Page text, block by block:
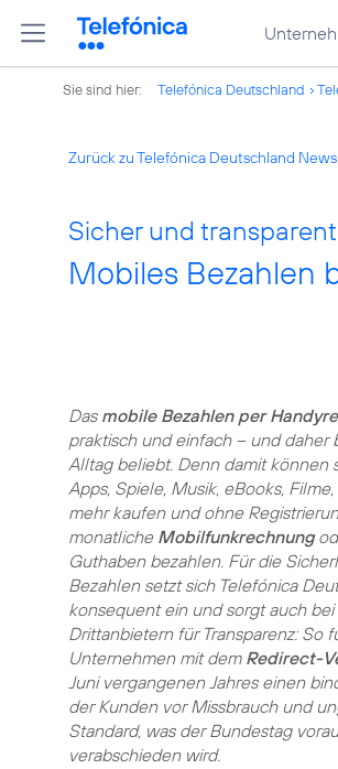
Sie sind hier: Telefónica Deutschland
Zurück zu Telefónica Deutschland News
Sicher und
Mobiles Bezahlen
Das mobile Bezahlen per
praktisch und einfach – und daher
Alltag beliebt. Denn damit können
Apps, Spiele, Musik, eBooks,
mehr kaufen und ohne
monatliche Mobilfunkrechnung
Guthaben bezahlen. Für die
Bezahlen setzt sich Telefónica
konsequent ein und sorgt auch
Drittanbietern für Transparenz: So
Unternehmen mit dem Redirect-
Juni vergangenen Jahres einen
der Kunden vor Missbrauch und
Standard, was der Bundestag
verabschieden wird.